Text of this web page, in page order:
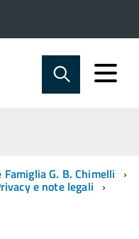
G. B. Chimelli
e note legali